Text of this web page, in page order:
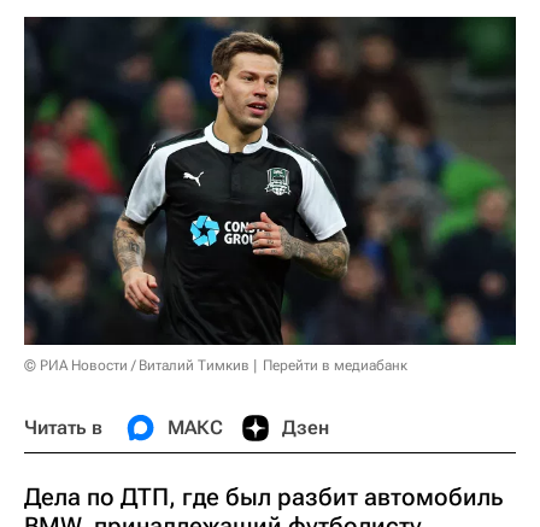
© РИА Новости / Виталий Тимкив Перейти в медиабанк
Читать в МАКС Дзен
Дела по ДТП, где был разбит автомобиль